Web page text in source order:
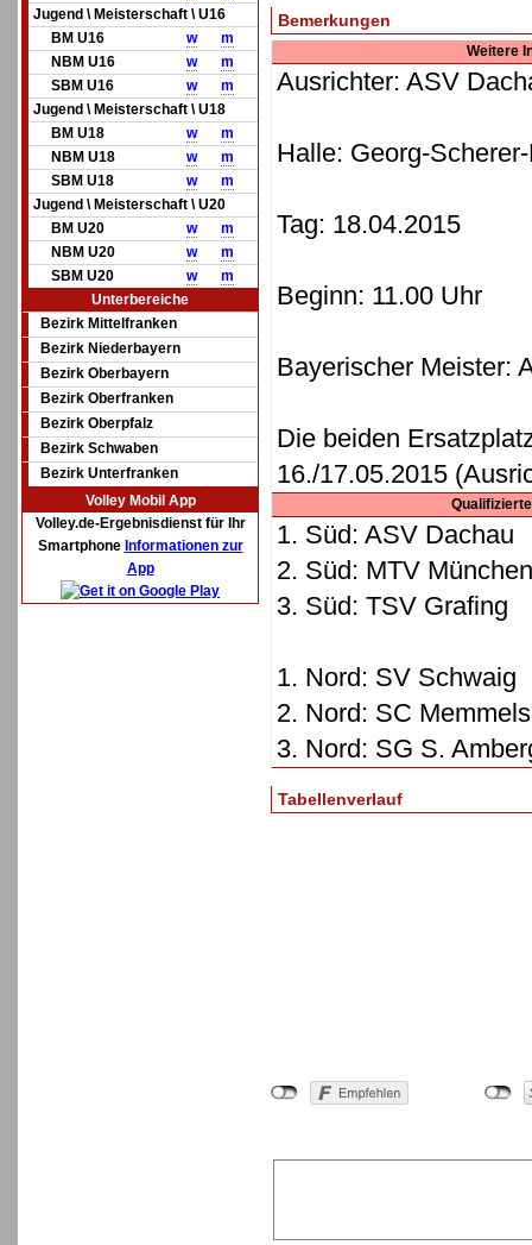
Jugend \ Meisterschaft \ U16
BM U16
w
m
NBM U16
w
m
SBM U16
w
m
Jugend \ Meisterschaft \ U18
BM U18
w
m
NBM U18
w
m
SBM U18
w
m
Jugend \ Meisterschaft \ U20
BM U20
w
m
NBM U20
w
m
SBM U20
w
m
Unterbereiche
Bezirk Mittelfranken
Bezirk Niederbayern
Bezirk Oberbayern
Bezirk Oberfranken
Bezirk Oberpfalz
Bezirk Schwaben
Bezirk Unterfranken
Volley Mobil App
Volley.de-Ergebnisdienst für Ihr
Smartphone Informationen zur
App
Bemerkungen
Weitere
Ausrichter: ASV
Halle: Georg-
Tag: 18.04.2015
Beginn: 11.00 Uhr
Bayerischer Meister:
Die beiden
16./17.05.2015
1. Süd: ASV Dachau
2. Süd: MTV München
3. Süd: TSV Grafing
1. Nord: SV Schwaig
2. Nord: SC
3. Nord: SG S.
Tabellenverlauf